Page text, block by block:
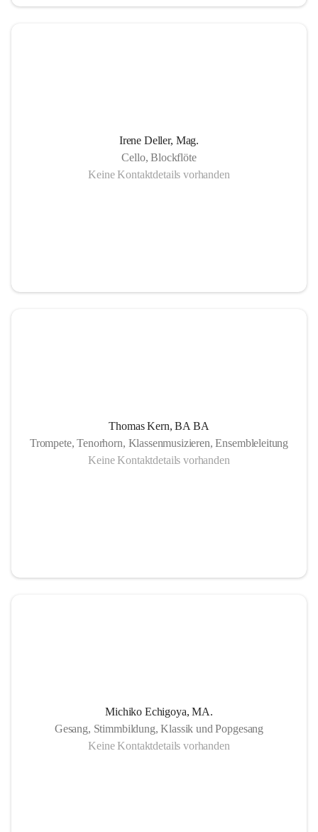
sich in der Fächervielfalt im künstlerischen Einzelunterricht
bis hin zu zahlreichen Ensembles. Damit ist gewährleistet,
dass jeder Musikschüler die Möglichkeit hat, sein erlerntes
Irene Deller, Mag.
Cello, Blockflöte
Keine Kontaktdetails vorhanden
Thomas Kern, BA BA
Trompete, Tenorhorn, Klassenmusizieren, Ensembleleitung
Keine Kontaktdetails vorhanden
Michiko Echigoya, MA.
Gesang, Stimmbildung, Klassik und Popgesang
Keine Kontaktdetails vorhanden